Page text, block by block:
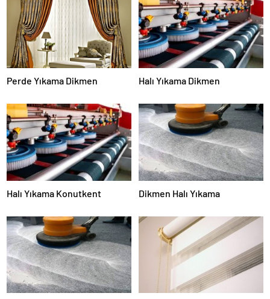
Perde Yıkama Dikmen Halı Yıkama Dikmen
Halı Yıkama Konutkent Dikmen Halı Yıkama